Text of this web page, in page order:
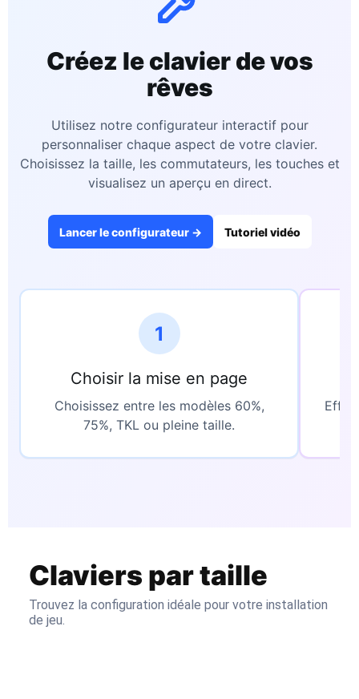
Créez le clavier de vos
rêves
Utilisez notre configurateur interactif pour
personnaliser chaque aspect de votre clavier.
Choisissez la taille, les commutateurs, les touches et
visualisez un aperçu en direct.
Lancer le configurateur → Tutoriel vidéo
1
Choisir la mise en page
Choisissez entre les modèles 60%,
75%, TKL ou pleine taille.
Effet
Claviers par taille
Trouvez la configuration idéale pour votre installation
de jeu.